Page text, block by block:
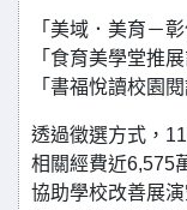
「美域．美育－
「食育美學堂推展
「書福悅讀校園
透過徵選方式，
相關經費近6,575
協助學校改善展